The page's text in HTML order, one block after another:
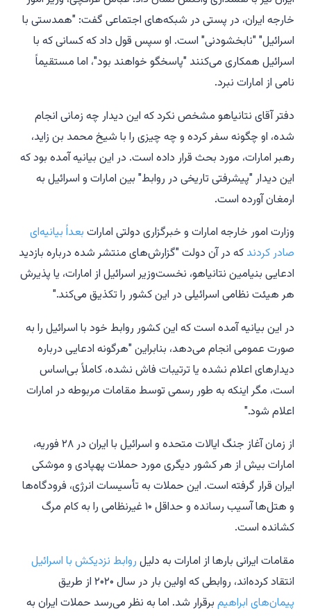
خارجه ایران، در پستی در شبکه‌های اجتماعی گفت: "همدستی با
اسرائیل" "نابخشودنی" است. او سپس قول داد که کسانی که با
اسرائیل همکاری می‌کنند "پاسخگو خواهند بود"، اما مستقیماً
نامی از امارات نبرد.
دفتر آقای نتانیاهو مشخص نکرد که این دیدار چه زمانی انجام
شده، او چگونه سفر کرده و چه چیزی را با شیخ محمد بن زاید،
رهبر امارات، مورد بحث قرار داده است. در این بیانیه آمده بود که
این دیدار "پیشرفتی تاریخی در روابط" بین امارات و اسرائیل به
ارمغان آورده است.
وزارت امور خارجه امارات و خبرگزاری دولتی امارات بعداً بیانیه‌ای
صادر کردند که در آن دولت "گزارش‌های منتشر شده درباره بازدید
ادعایی بنیامین نتانیاهو، نخست‌وزیر اسرائیل از امارات، یا پذیرش
هر هیئت نظامی اسرائیلی در این کشور را تکذیق می‌کند."
در این بیانیه آمده است که این کشور روابط خود با اسرائیل را به
صورت عمومی انجام می‌دهد، بنابراین "هرگونه ادعایی درباره
دیدارهای اعلام نشده یا ترتیبات فاش نشده، کاملاً بی‌اساس
است، مگر اینکه به طور رسمی توسط مقامات مربوطه در امارات
اعلام شود."
از زمان آغاز جنگ ایالات متحده و اسرائیل با ایران در ۲۸ فوریه،
امارات بیش از هر کشور دیگری مورد حملات پهپادی و موشکی
ایران قرار گرفته است. این حملات به تأسیسات انرژی، فرودگاه‌ها
و هتل‌ها آسیب رسانده و حداقل ۱۰ غیرنظامی را به کام مرگ
کشانده است.
مقامات ایرانی بارها از امارات به دلیل روابط نزدیکش با اسرائیل
انتقاد کرده‌اند، روابطی که اولین بار در سال ۲۰۲۰ از طریق
پیمان‌های ابراهیم برقرار شد. اما به نظر می‌رسد حملات ایران به